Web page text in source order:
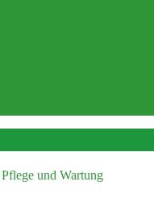
Pflege und Wartung